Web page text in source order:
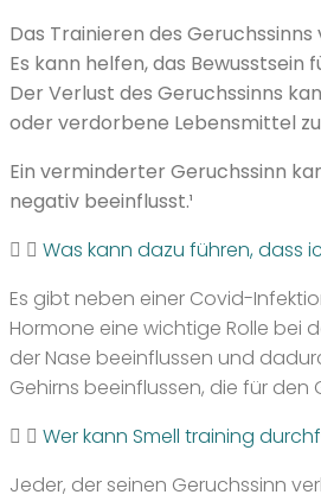
Das Trainieren des
Es kann helfen, das
Der Verlust des Geruchssinns
oder verdorbene Lebensmittel
Ein verminderter Geruchssinn
negativ beeinflusst.¹
Was kann dazu führen, dass
Es gibt neben einer Covid-
Hormone eine wichtige Rolle bei
der Nase beeinflussen und
Gehirns beeinflussen, die für
Wer kann Smell training
Jeder, der seinen Geruchssinn